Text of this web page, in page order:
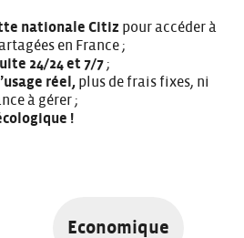
nationale Citiz pour accéder à
en France ;
24/24 et 7/7 ;
réel, plus de frais fixes, ni
à gérer ;
!
Economique